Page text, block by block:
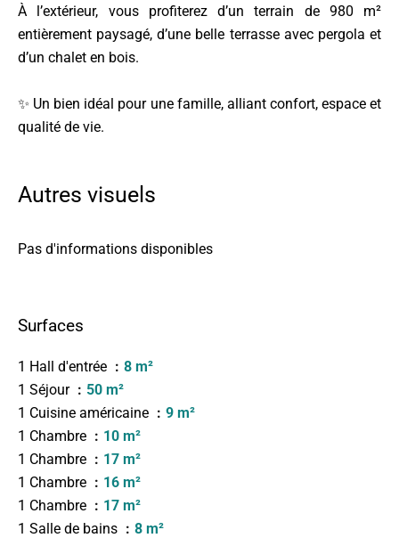
À l’extérieur, vous profiterez d’un terrain de 980 m²
entièrement paysagé, d’une belle terrasse avec pergola et
d’un chalet en bois.
✨ Un bien idéal pour une famille, alliant confort, espace et
qualité de vie.
Autres visuels
Pas d'informations disponibles
Surfaces
1 Hall d'entrée
8 m²
1 Séjour
50 m²
1 Cuisine américaine
9 m²
1 Chambre
10 m²
1 Chambre
17 m²
1 Chambre
16 m²
1 Chambre
17 m²
1 Salle de bains
8 m²